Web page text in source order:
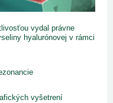
vydal právne
hyalurónovej v rámci
vyšetrení